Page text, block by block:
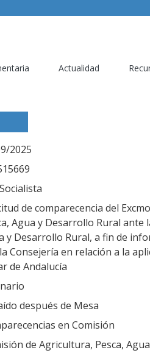
Actualidad
2025
de comparecencia del
Agua y Desarrollo Rural ante
y Desarrollo Rural, a fin de
Consejería en relación a la
de Andalucía
después de Mesa
en Comisión
de Agricultura, Pesca,